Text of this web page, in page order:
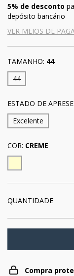
5% de desconto
depósito bancário
VER MEIOS DE
TAMANHO: 44
44
ESTADO DE
Excelente
COR: CREME
QUANTIDADE
Compra